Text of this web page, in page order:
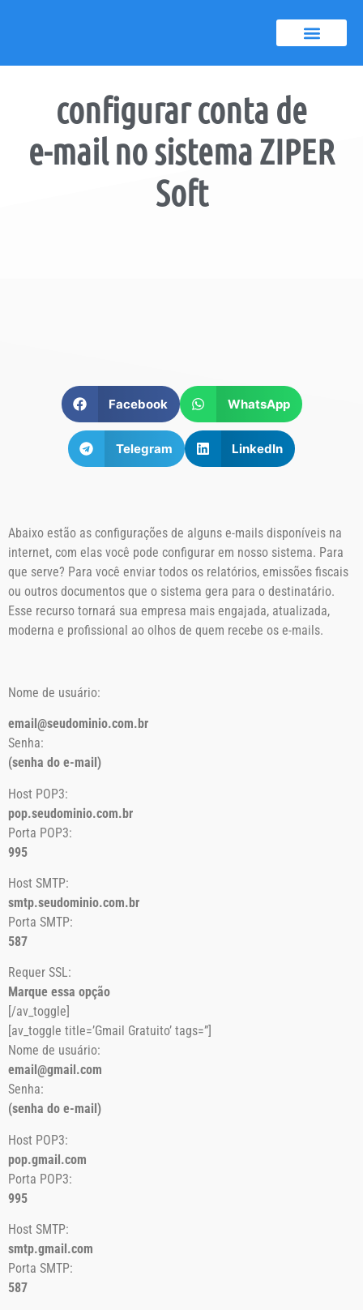
configurar conta de
e-mail no sistema ZIPER
Soft
Facebook WhatsApp
Telegram LinkedIn
Abaixo estão as configurações de alguns e-mails disponíveis na
internet, com elas você pode configurar em nosso sistema. Para
que serve? Para você enviar todos os relatórios, emissões fiscais
ou outros documentos que o sistema gera para o destinatário.
Esse recurso tornará sua empresa mais engajada, atualizada,
moderna e profissional ao olhos de quem recebe os e-mails.
Nome de usuário:
email@seudominio.com.br
Senha:
(senha do e-mail)
Host POP3:
pop.seudominio.com.br
Porta POP3:
995
Host SMTP:
smtp.seudominio.com.br
Porta SMTP:
587
Requer SSL:
Marque essa opção
[/av_toggle]
[av_toggle title=’Gmail Gratuito’ tags=”]
Nome de usuário:
email@gmail.com
Senha:
(senha do e-mail)
Host POP3:
pop.gmail.com
Porta POP3:
995
Host SMTP:
smtp.gmail.com
Porta SMTP:
587